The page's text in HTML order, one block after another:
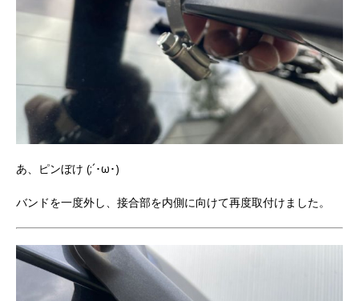
あ、ピンぼけ (;´･ω･)
バンドを一度外し、接合部を内側に向けて再度取付けました。